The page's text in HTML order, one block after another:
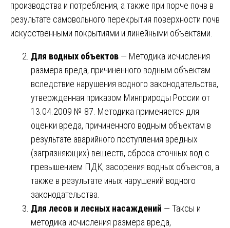
производства и потребления, а также при порче почв в
результате самовольного перекрытия поверхности почв
искусственными покрытиями и линейными объектами.
Для водных объектов — Методика исчисления
размера вреда, причиненного водным объектам
вследствие нарушения водного законодательства,
утвержденная приказом Минприроды России от
13.04.2009 № 87. Методика применяется для
оценки вреда, причиненного водным объектам в
результате аварийного поступления вредных
(загрязняющих) веществ, сброса сточных вод с
превышением ПДК, засорения водных объектов, а
также в результате иных нарушений водного
законодательства.
Для лесов и лесных насаждений — Таксы и
методика исчисления размера вреда,